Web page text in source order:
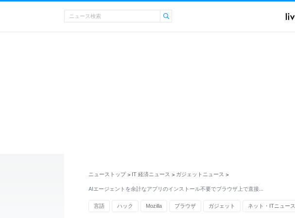
ニューストップ > IT 経済ニュース > ガジェットニュース >
AIエージェントを余計なアプリのインストール不要でブラウザ上で直接…
言語 ハック Mozilla ブラウザ ガジェット ネット・ITニュース